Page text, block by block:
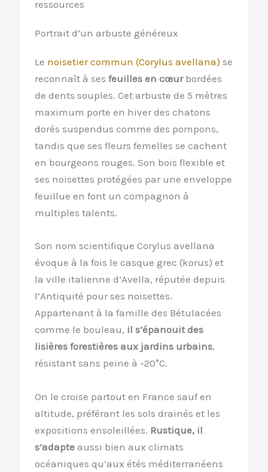
ressources
Portrait d’un arbuste généreux
Le noisetier commun (Corylus avellana) se
reconnaît à ses feuilles en cœurbordées
de dents souples. Cet arbuste de 5 mètres
maximum porte en hiver des chatons
dorés suspendus comme des pompons,
tandis que ses fleurs femelles se cachent
en bourgeons rouges. Son bois flexible et
ses noisettes protégées par une enveloppe
feuillue en font un compagnon à
multiples talents.
Son nom scientifique Corylus avellana
évoque à la fois le casque grec (korus) et
la ville italienne d’Avella, réputée depuis
l’Antiquité pour ses noisettes.
Appartenant à la famille des Bétulacées
comme le bouleau, il s’épanouit des
lisières forestières aux jardins urbains,
résistant sans peine à -20°C.
On le croise partout en France sauf en
altitude, préférant les sols drainés et les
expositions ensoleillées. Rustique, il
s’adapte aussi bien aux climats
océaniques qu’aux étés méditerranéens